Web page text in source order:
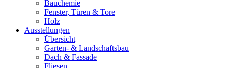
Bauchemie
Fenster, Türen & Tore
Holz
Ausstellungen
Übersicht
Garten- & Landschaftsbau
Dach & Fassade
Fliesen